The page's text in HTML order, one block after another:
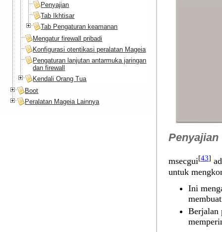
Penyajian
msecgui[43]
untuk
Ini
Berjalan
Penyajian
Tab Ikhtisar
Tab Pengaturan keamanan
Mengatur firewall pribadi
Konfigurasi otentikasi peralatan Mageia
Pengaturan lanjutan antarmuka jaringan
dan firewall
Kendali Orang Tua
Boot
Peralatan Mageia Lainnya